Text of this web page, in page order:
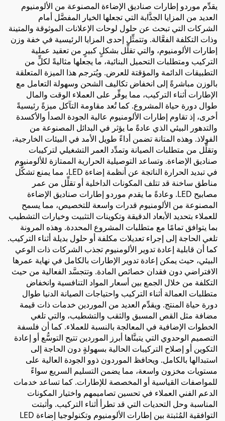
يقدِّم موردو إطارات صناديق الإضاءة المصنوعة من الألومنيوم
العديد من المزايا الجذَّابة التي تجعلها الخيار المفضَّل أمام
الشركات التي تبحث عن حلول لوحات الإعلانات الموثوقة والمتينة
وذات التكلفة الفعَّالة. وتتمثِّل إحدى المزايا الرئيسية في خفة وزن
إطارات الألومنيوم، والتي تقلِّل بشكلٍ كبيرٍ من تعقيد عملية
التركيب ومتطلبات التحميل البنائية، ما يجعلها مثاليةً لكلٍّ من
التطبيقات الدائمة والمؤقتة للعرض. ويُترجم هذا الميزة المتعلقة
بالوزن مباشرةً إلى انخفاض تكاليف الشحن وسهولة التعامل مع
الإطارات أثناء التركيب، مما يوفِّر على العملاء الوقت والمال
طوال دورة حياة المشروع. كما تُعد مقاومة التآكل ميزةً رئيسيةً
أخرى، إذ تقاوم إطارات الألومنيوم عالية الجودة الصدأ والأكسدة
والتدهور البيئي الذي عادةً ما يؤثر في البدائل المصنوعة من
الفولاذ. وهذه المتانة تضمن أداءً طويل الأمد في البيئات الخارجية،
وتقلِّل من متطلبات الصيانة وتمدِّد العمر التشغيلي لتركيبات
صناديق الإضاءة. وتساعد التوصيلية الحرارية الممتازة للألومنيوم
في تبديد الحرارة الناتجة عن أنظمة إضاءة LED، مما يمنع تشكُّل
مناطق ساخنة قد تتلف المكونات الداخلية أو تقلِّل من عمر
مصابيح LED. وعادةً ما يقدم موردو إطارات صناديق الإضاءة
المصنوعة من الألومنيوم قدرات واسعة للتخصيص، مما يسمح
للعملاء بتحديد الأبعاد الدقيقة وتكوينات التثبيت وخيارات التشطيب
بما يتوافق تمامًا مع متطلبات المشروع المحددة. وهذه المرونة
تلغي الحاجة إلى إجراء تعديلات مكلفة أو حلول بديلة أثناء التركيب.
كما أن قابلية إعادة تدوير الألومنيوم تجذب الشركات ذات الوعي
البيئي، حيث يمكن إعادة تدوير الإطارات بالكامل في نهاية عمرها
الافتراضي دون فقدان خصائص المادة. وتتجسَّد الفعالية من حيث
التكلفة من خلال الجمع بين أسعار المواد التنافسية وانخفاض
متطلبات العمالة أثناء التركيب واحتياجات الصيانة الدنيا طوال
دورة حياة المنتج. ويقدِّم العديد من الموردين خدمات ذات قيمة
مضافة مثل القص المسبق والثقب والتشطيب، والتي تلغي
الخطوات الإضافية في المعالجة بالنسبة للعملاء. كما أن فلسفة
التصميم الوحدوي التي يتبنَّاها أبرز الموردين تتيح التوسُّع أو إعادة
التكوين أو إصلاح التركيبات الحالية بسهولةٍ دون الحاجة إلى
استبدالها بالكامل. ويحافظ الموردون ذوو الجودة العالية على
مستويات مخزون واسعة، مما يضمن التسليم السريع سواءً
للمواصفات القياسية أو المخصصة للإطارات. كما تساعد خدمات
الدعم الفني العملاء في تحسين تصاميمهم واختيار المكونات
المناسبة وحل التحديات التي قد تطرأ أثناء التركيب. وأثبتت
التوافقية المُثبتة بين إطارات الألومنيوم وتكنولوجيا إضاءة LED